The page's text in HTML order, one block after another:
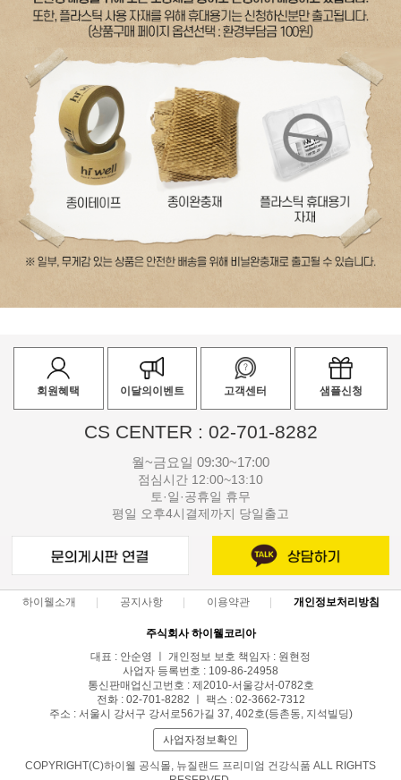
회원혜택 이달의이벤트 고객센터 샘플신청
CS CENTER : 02-701-8282
월~금요일 09:30~17:00
점심시간 12:00~13:10
토·일·공휴일 휴무
평일 오후4시결제까지 당일출고
하이웰소개 공지사항 이용약관 개인정보처리방침
주식회사 하이웰코리아
대표 : 안순영 ㅣ 개인정보 보호 책임자 : 원현정
사업자 등록번호 : 109-86-24958
통신판매업신고번호 : 제2010-서울강서-0782호
전화 : 02-701-8282 ㅣ 팩스 : 02-3662-7312
주소 : 서울시 강서구 강서로56가길 37, 402호(등촌동, 지석빌딩)
사업자정보확인
COPYRIGHT(C)하이웰 공식몰, 뉴질랜드 프리미엄 건강식품 ALL RIGHTS